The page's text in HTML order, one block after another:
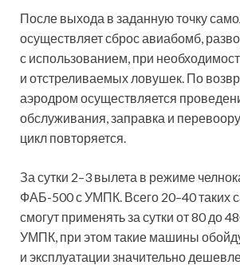
После выхода в заданную точку
осуществляет сброс авиабомб,
с использованием, при
и отстреливаемых ловушек. По
аэродром осуществляется
обслуживания, заправка и
цикл повторяется.
За сутки 2–3 вылета в режиме
ФАБ-500 с УМПК. Всего 20–40 таких
смогут применять за сутки от 80 до
УМПК, при этом такие машины
и эксплуатации значительно